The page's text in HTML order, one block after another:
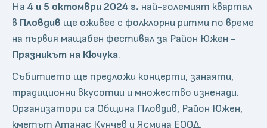
На 4 и 5 октомври 2024 г. най-големият квартал
в Пловдив ще оживее с фолклорни ритми по време
на първия мащабен фестивал за Район Южен -
Празникът на Кючука.
Събитието ще предложи концерти, занаяти,
традиционни вкусотии и множество изненади.
Организатори са Община Пловдив, Район Южен,
кметът Атанас Кунчев и Ясмина ЕООД.